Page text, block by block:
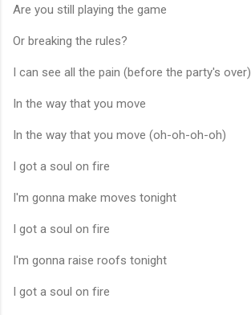
Are you still playing the game
Or breaking the rules?
I can see all the pain (before the party's over)
In the way that you move
In the way that you move (oh-oh-oh-oh)
I got a soul on fire
I'm gonna make moves tonight
I got a soul on fire
I'm gonna raise roofs tonight
I got a soul on fire